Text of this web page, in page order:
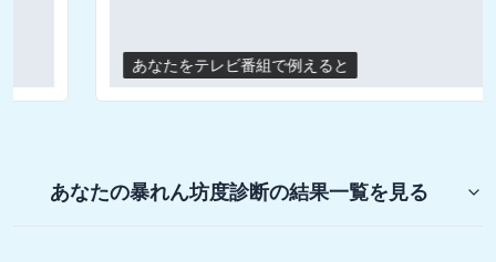
あなたをテレビ番組で例えると
あなたの暴れん坊度診断の結果一覧を見る